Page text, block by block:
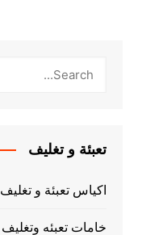
تعبئة و تغليف
اكياس تعبئة و تغليف
خامات تعبئه وتغليف